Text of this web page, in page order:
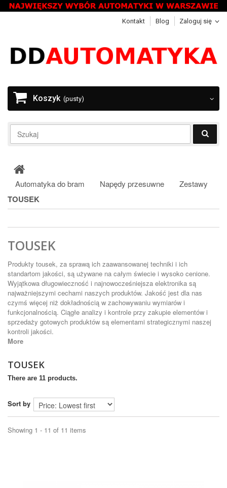
Zaloguj się
Kontakt Blog
Koszyk (pusty)
Automatyka do bram Napędy przesuwne Zestawy
TOUSEK
TOUSEK
Produkty tousek, za sprawą ich zaawansowanej techniki i ich
standartom jakości, są używane na całym świecie i wysoko cenione.
Wyjątkowa długowieczność i najnowocześniejsza elektronika są
najważniejszymi cechami naszych produktów. Jakość jest dla nas
czymś więcej niż dokładnością w zachowywaniu wymiarów i
funkcjonalnością. Ciągłe analizy i kontrole przy zakupie elementów i
sprzedaży gotowych produktów są elementami strategicznymi naszej
kontroli jakości.
More
TOUSEK
There are 11 products.
Sort by
Showing 1 - 11 of 11 items